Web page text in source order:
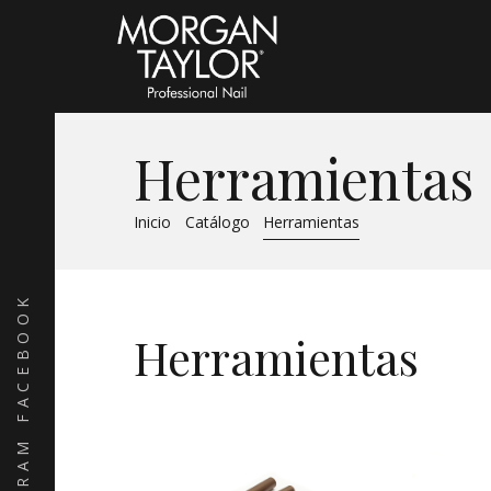
FACEBOOK
Herramientas
Inicio Catálogo Herramientas
Herramientas